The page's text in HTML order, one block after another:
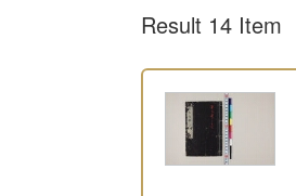
Result 14 Item